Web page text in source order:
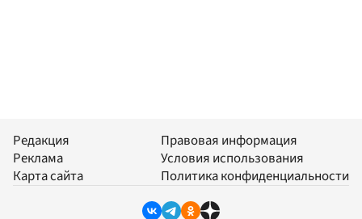
Редакция
Реклама
Карта сайта
Правовая информация
Условия использования
Политика конфиденциальности